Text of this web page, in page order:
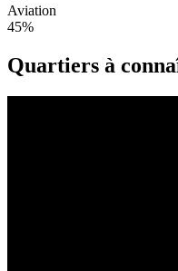
Aviation
45%
Quartiers à